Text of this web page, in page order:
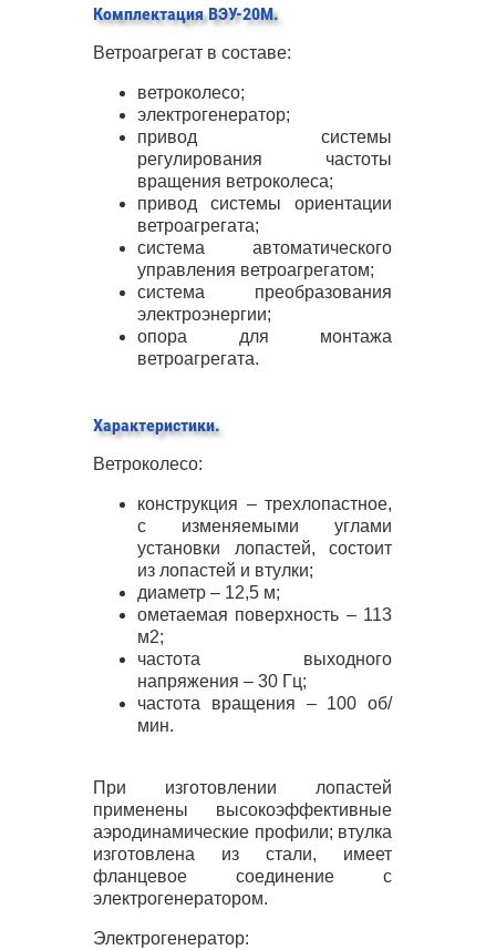
КомплектацияВЭУ-20М.
Ветроагрегат в составе:
ветроколесо;
электрогенератор;
привод системы
регулирования частоты
вращения ветроколеса;
привод системы ориентации
ветроагрегата;
система автоматического
управления ветроагрегатом;
система преобразования
электроэнергии;
опора для монтажа
ветроагрегата.
Характеристики.
Ветроколесо:
конструкция – трехлопастное,
с изменяемыми углами
установки лопастей, состоит
из лопастей и втулки;
диаметр – 12,5 м;
ометаемая поверхность – 113
м2;
частота выходного
напряжения – 30 Гц;
частота вращения – 100 об/
мин.
При изготовлении лопастей
применены высокоэффективные
аэродинамические профили; втулка
изготовлена из стали, имеет
фланцевое соединение с
электрогенератором.
Электрогенератор: